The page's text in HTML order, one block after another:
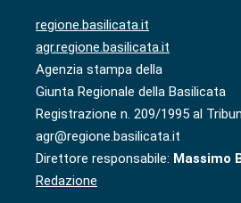
regione.basilicata.it
agr.regione.basilicata.it
Agenzia stampa della
Giunta Regionale della Basilicata
Registrazione n. 209/1995 al
agr@regione.basilicata.it
Direttore responsabile: Massimo
Redazione